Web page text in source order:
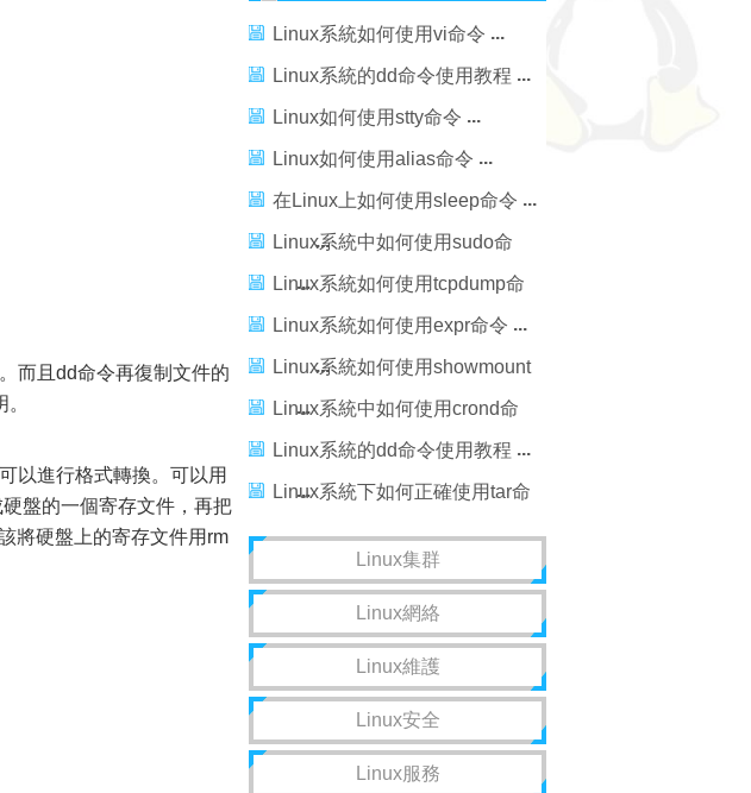
而且dd命令再復制文件的
以進行格式轉換。可以用
盤的一個寄存文件，再把
將硬盤上的寄存文件用rm
Linux系統如何使用vi命令
Linux系統的dd命令使用教程
Linux如何使用stty命令
Linux如何使用alias命令
在Linux上如何使用sleep命令
Linux系統中如何使用sudo命
令？
Linux系統如何使用tcpdump命
令
Linux系統如何使用expr命令
Linux系統如何使用showmount
命令
Linux系統中如何使用crond命
令
Linux系統的dd命令使用教程
Linux系統下如何正確使用tar命
令
Linux集群
Linux網絡
Linux維護
Linux安全
Linux服務